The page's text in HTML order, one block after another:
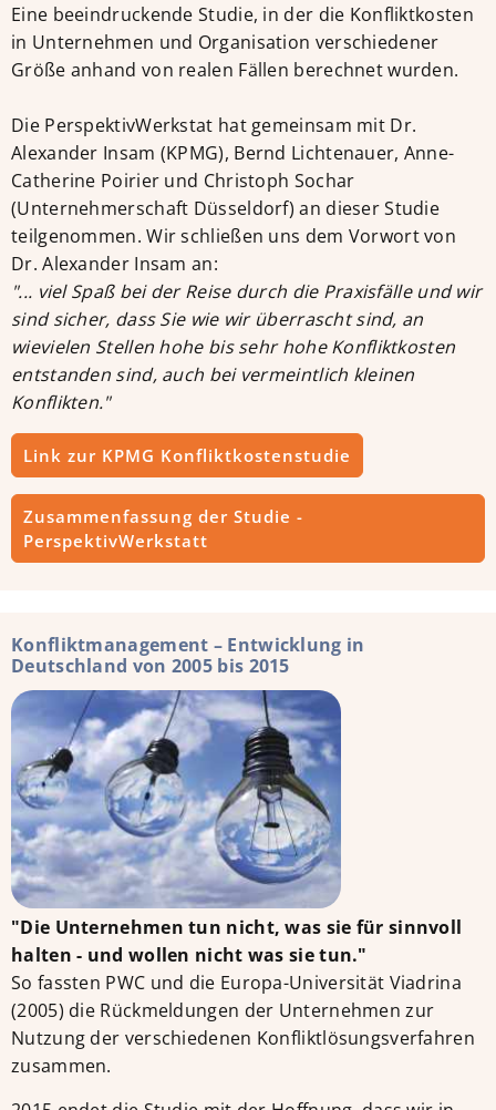
Eine beeindruckende Studie, in der die Konfliktkosten
in Unternehmen und Organisation verschiedener
Größe anhand von realen Fällen berechnet wurden.
Die PerspektivWerkstat hat gemeinsam mit Dr.
Alexander Insam (KPMG), Bernd Lichtenauer, Anne-
Catherine Poirier und Christoph Sochar
(Unternehmerschaft Düsseldorf) an dieser Studie
teilgenommen. Wir schließen uns dem Vorwort von
Dr. Alexander Insam an:
"... viel Spaß bei der Reise durch die Praxisfälle und wir
sind sicher, dass Sie wie wir überrascht sind, an
wievielen Stellen hohe bis sehr hohe Konfliktkosten
entstanden sind, auch bei vermeintlich kleinen
Konflikten."
Link zur KPMG Konfliktkostenstudie
Zusammenfassung der Studie -
PerspektivWerkstatt
Konfliktmanagement – Entwicklung in
Deutschland von 2005 bis 2015
"Die Unternehmen tun nicht, was sie für sinnvoll
halten - und wollen nicht was sie tun."
So fassten PWC und die Europa-Universität Viadrina
(2005) die Rückmeldungen der Unternehmen zur
Nutzung der verschiedenen Konfliktlösungsverfahren
zusammen.